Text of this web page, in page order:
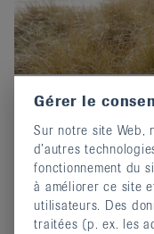
maintenant !
02 octobre 2025
Invitation au
continuer
Gérer le
Sur notre site Web,
d’autres
fonctionnement du
à améliorer ce site
utilisateurs. Des
traitées (p. ex. les